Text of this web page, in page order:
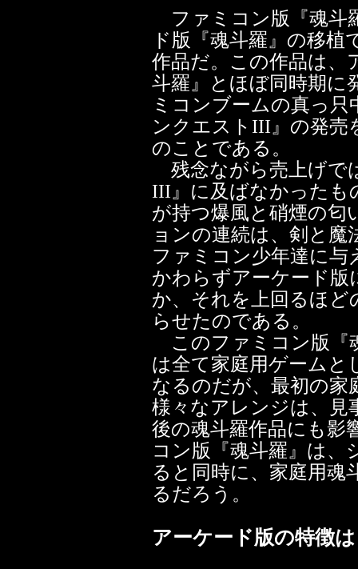
ファミコン版『魂斗
ド版『魂斗羅』の移
作品だ。この作品は、
斗羅』とほぼ同時期に
ミコンブームの真っ
ンクエストIII』の発売
のことである。
残念ながら売上げで
III』に及ばなかったも
が持つ爆風と硝煙の匂
ョンの連続は、剣と
ファミコン少年達に
かわらずアーケード
か、それを上回るほど
らせたのである。
このファミコン版『
は全て家庭用ゲーム
なるのだが、最初の家
様々なアレンジは、見
後の魂斗羅作品にも影
コン版『魂斗羅』は、
ると同時に、家庭用魂
るだろう。
アーケード版の特徴